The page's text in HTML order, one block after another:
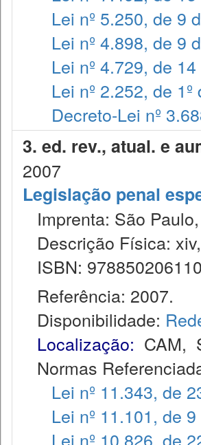
Lei nº 5.250, de 9
Lei nº 4.898, de 9
Lei nº 4.729, de
Lei nº 2.252, de
Decreto-Lei nº
3. ed. rev., atual. e
2007
Legislação penal
Imprenta: São
Descrição Física:
ISBN:
Referência: 2007.
Disponibilidade:
Localização: CAM,
Normas
Lei nº 11.343, de
Lei nº 11.101, de
Lei nº 10.826, de